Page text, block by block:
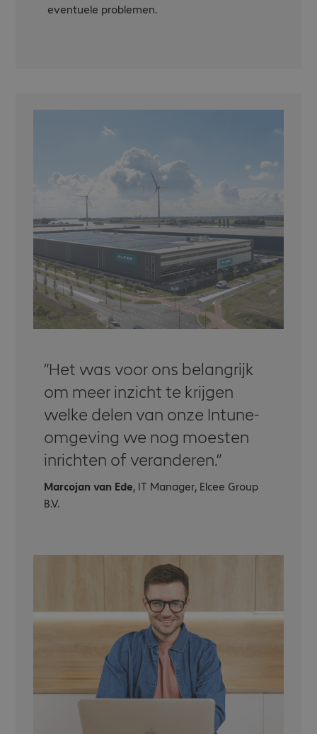
eventuele problemen.
Het was voor ons belangrijk
om meer inzicht te krijgen
welke delen van onze Intune-
omgeving we nog moesten
inrichten of veranderen.
Marcojan van Ede, IT Manager, Elcee Group
B.V.